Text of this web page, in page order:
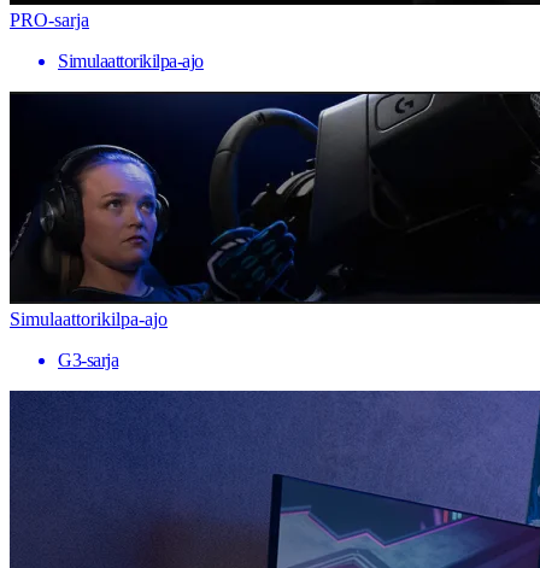
PRO-sarja
Simulaattorikilpa-ajo
Simulaattorikilpa-ajo
G3-sarja